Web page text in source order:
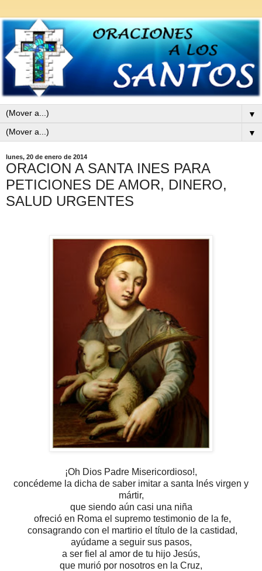
▼
▼
lunes, 20 de enero de 2014
ORACION A SANTA INES PARA
PETICIONES DE AMOR, DINERO,
SALUD URGENTES
¡Oh Dios Padre Misericordioso!,
concédeme la dicha de saber imitar a santa Inés virgen y
mártir,
que siendo aún casi una niña
ofreció en Roma el supremo testimonio de la fe,
consagrando con el martirio el título de la castidad,
ayúdame a seguir sus pasos,
a ser fiel al amor de tu hijo Jesús,
que murió por nosotros en la Cruz,